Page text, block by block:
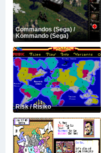
Commandos (Sega) /
Kommando (Sega)
Risk / Risiko